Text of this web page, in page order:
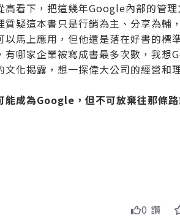
高看下，把這幾年Google內部的管
質疑這本書只是行銷為主、分享為
以馬上應用，但他還是落在好書的
有哪家企業被寫成書最多次數，我
文化揭露，想一探偉大公司的經營和
能成為Google，但不可放棄往那條
0 讚